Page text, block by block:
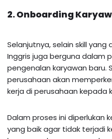
2. Onboarding
Selanjutnya, selain skill yang
Inggris juga berguna dalam
pengenalan karyawan baru.
perusahaan akan
kerja di perusahaan kepada
Dalam proses ini diperlukan
yang baik agar tidak terjadi